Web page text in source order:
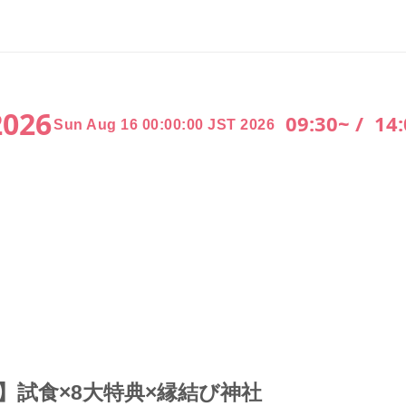
Sun Aug 16 00:00:00 JST 2026 09:30~ /
試食×8大特典×縁結び神社